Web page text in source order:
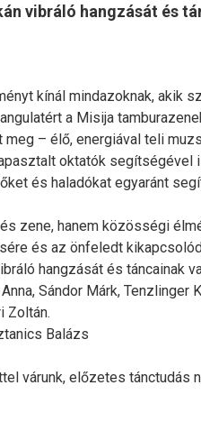
vibráló hangzását és
kínál mindazoknak, akik
a Misija
– élő, energiával teli
oktatók
és haladókat egyaránt
zene, hanem közösségi
és az önfeledt
hangzását és táncainak
Sándor Márk, Tenzlinger
Zoltán.
Balázs
várunk, előzetes